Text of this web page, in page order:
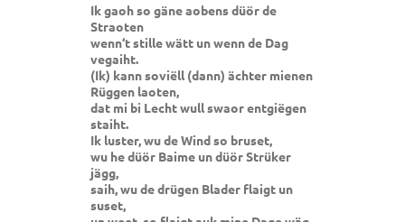
Ik gaoh so gäne aobens düör de
Straoten
wenn‘t stille wätt un wenn de Dag
vegaiht.
(Ik) kann soviëll (dann) ächter mienen
Rüggen laoten,
dat mi bi Lecht wull swaor entgiëgen
staiht.
Ik luster, wu de Wind so bruset,
wu he düör Baime un düör Strüker
jägg,
saih, wu de drügen Blader flaigt un
suset,